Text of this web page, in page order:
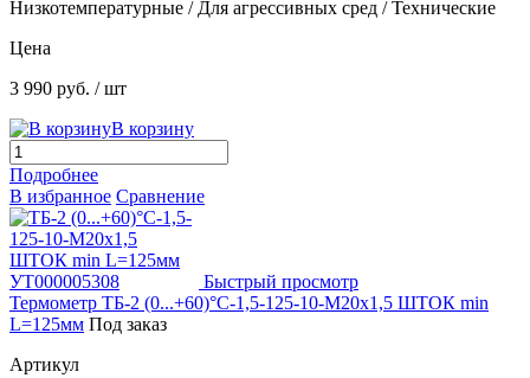
Низкотемпературные / Для агрессивных сред / Технические
Цена
3 990 руб. / шт
В корзину
Подробнее
В избранное Сравнение
Быстрый просмотр
Термометр ТБ-2 (0...+60)°С-1,5-125-10-М20х1,5 ШТОК min
L=125мм Под заказ
Артикул